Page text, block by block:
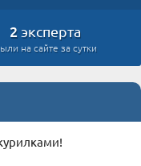
2 эксперта
на сайте за сутки